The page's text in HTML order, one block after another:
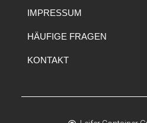
IMPRESSUM
HÄUFIGE FRAGEN
KONTAKT